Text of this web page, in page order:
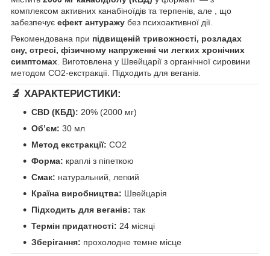
комплексом активних канабіноїдів та терпенів, але , що
забезпечує ефект антуражу без психоактивної дії.
Рекомендована при підвищеній тривожності, розладах
сну, стресі, фізичному напруженні чи легких хронічних
симптомах . Виготовлена у Швейцарії з органічної сировини
методом CO2-екстракції. Підходить для веганів.
🔬 ХАРАКТЕРИСТИКИ:
CBD (КБД): 20% (2000 мг)
Обʼєм: 30 мл
Метод екстракції: CO2
Форма: краплі з піпеткою
Смак: натуральний, легкий
Країна виробництва: Швейцарія
Підходить для веганів: так
Термін придатності: 24 місяці
Зберігання: прохолодне темне місце